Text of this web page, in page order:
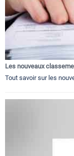
Les nouveaux
Tout savoir sur les